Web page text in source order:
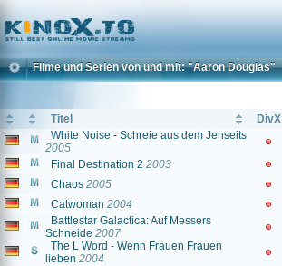
Home
Filme und Serien von und mit: "Aaron Douglas"
Titel DivX
White Noise - Schreie aus dem Jenseits
2005
Final Destination 2 2003
Chaos 2005
Catwoman 2004
Battlestar Galactica: Auf Messers
Schneide 2007
The L Word - Wenn Frauen Frauen
lieben 2004